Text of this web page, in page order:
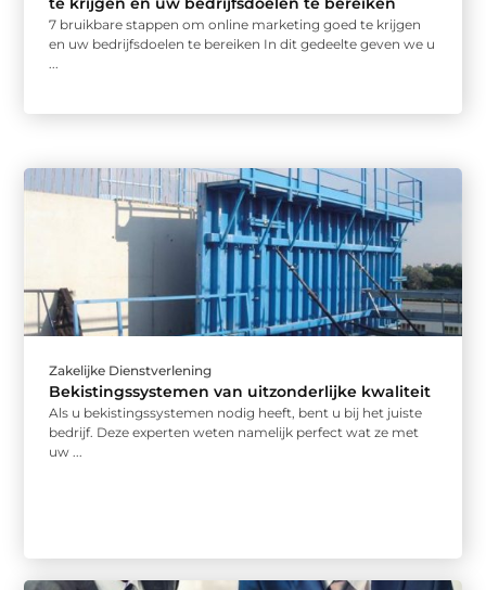
7 bruikbare stappen om online marketing goed te krijgen
en uw bedrijfsdoelen te bereiken In dit gedeelte geven we u
Zakelijke Dienstverlening
Bekistingssystemen van uitzonderlijke kwaliteit
Als u bekistingssystemen nodig heeft, bent u bij het juiste
bedrijf. Deze experten weten namelijk perfect wat ze met
uw ...